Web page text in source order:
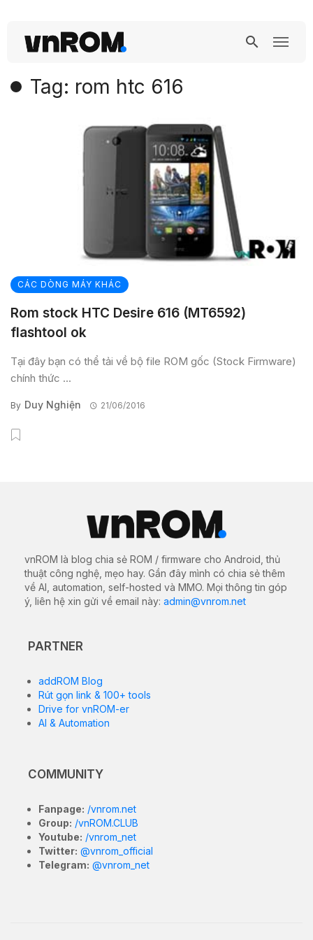
Tag: rom htc 616
CÁC DÒNG MÁY KHÁC
Rom stock HTC Desire 616 (MT6592)
flashtool ok
Tại đây bạn có thể tải về bộ file ROM gốc (Stock Firmware)
chính thức ...
By Duy Nghiện 21/06/2016
vnROM là blog chia sẻ ROM / firmware cho Android, thủ
thuật công nghệ, mẹo hay. Gần đây mình có chia sẻ thêm
về AI, automation, self-hosted và MMO. Mọi thông tin góp
ý, liên hệ xin gửi về email này: admin@vnrom.net
PARTNER
addROM Blog
Rút gọn link & 100+ tools
Drive for vnROM-er
AI & Automation
COMMUNITY
Fanpage: /vnrom.net
Group: /vnROM.CLUB
Youtube: /vnrom_net
Twitter: @vnrom_official
Telegram: @vnrom_net